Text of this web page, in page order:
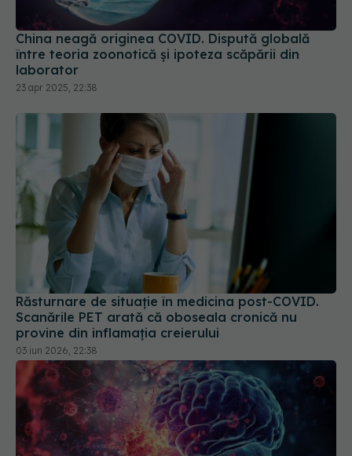
China neagă originea COVID. Dispută globală
între teoria zoonotică și ipoteza scăpării din
laborator
23 apr 2025, 22:38
Răsturnare de situație în medicina post-COVID.
Scanările PET arată că oboseala cronică nu
provine din inflamația creierului
03 iun 2026, 22:38